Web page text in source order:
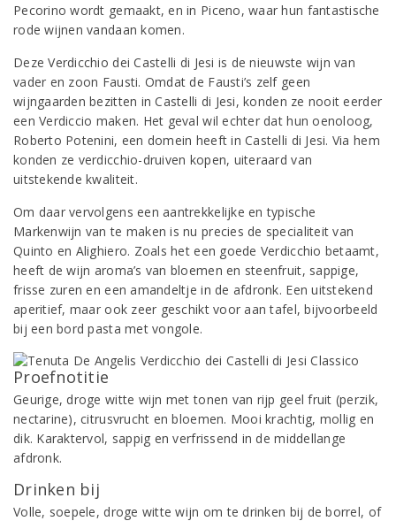
Pecorino wordt gemaakt, en in Piceno, waar hun fantastische
rode wijnen vandaan komen.
Deze Verdicchio dei Castelli di Jesi is de nieuwste wijn van
vader en zoon Fausti. Omdat de Fausti’s zelf geen
wijngaarden bezitten in Castelli di Jesi, konden ze nooit eerder
een Verdiccio maken. Het geval wil echter dat hun oenoloog,
Roberto Potenini, een domein heeft in Castelli di Jesi. Via hem
konden ze verdicchio-druiven kopen, uiteraard van
uitstekende kwaliteit.
Om daar vervolgens een aantrekkelijke en typische
Markenwijn van te maken is nu precies de specialiteit van
Quinto en Alighiero. Zoals het een goede Verdicchio betaamt,
heeft de wijn aroma’s van bloemen en steenfruit, sappige,
frisse zuren en een amandeltje in de afdronk. Een uitstekend
aperitief, maar ook zeer geschikt voor aan tafel, bijvoorbeeld
bij een bord pasta met vongole.
Proefnotitie
Geurige, droge witte wijn met tonen van rijp geel fruit (perzik,
nectarine), citrusvrucht en bloemen. Mooi krachtig, mollig en
dik. Karaktervol, sappig en verfrissend in de middellange
afdronk.
Drinken bij
Volle, soepele, droge witte wijn om te drinken bij de borrel, of